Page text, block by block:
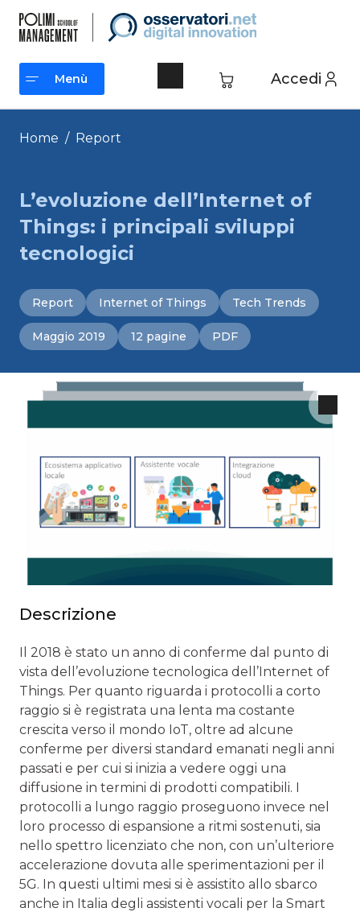
contenuto
Accedi
Menù
Menù
Home / Report
L’evoluzione dell’Internet of
Things: i principali sviluppi
tecnologici
Report Internet of Things Tech Trends
Maggio 2019 12 pagine PDF
Descrizione
Il 2018 è stato un anno di conferme dal punto di
vista dell’evoluzione tecnologica dell’Internet of
Things. Per quanto riguarda i protocolli a corto
raggio si è registrata una lenta ma costante
crescita verso il mondo IoT, oltre ad alcune
conferme per diversi standard emanati negli anni
passati e per cui si inizia a vedere oggi una
diffusione in termini di prodotti compatibili. I
protocolli a lungo raggio proseguono invece nel
loro processo di espansione a ritmi sostenuti, sia
nello spettro licenziato che non, con un’ulteriore
accelerazione dovuta alle sperimentazioni per il
5G. In questi ultimi mesi si è assistito allo sbarco
anche in Italia degli assistenti vocali per la Smart